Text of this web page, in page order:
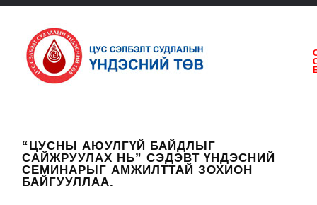
“ЦУСНЫ АЮУЛГҮЙ БАЙДЛЫГ
САЙЖРУУЛАХ НЬ” СЭДЭВТ ҮНДЭСНИЙ
СЕМИНАРЫГ АМЖИЛТТАЙ ЗОХИОН
БАЙГУУЛЛАА.